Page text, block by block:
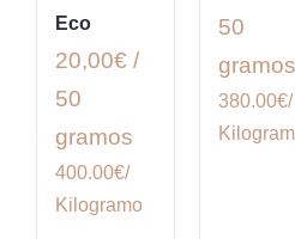
Eco
20,00€ /
50
gramos
400.00€/
Kilogramo
50
gramos
380.00€/